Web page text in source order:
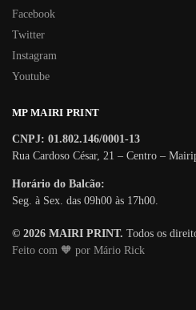
Facebook
Twitter
Instagram
Youtube
MP MAIRI PRINT
CNPJ: 01.802.146/0001-13
Rua Cardoso César, 21 – Centro –
Horário do Balcão:
Seg. à Sex. das 09h00 às 17h00.
© 2026 MAIRI PRINT. Todos os
Feito com 🧡 por Mário Rick